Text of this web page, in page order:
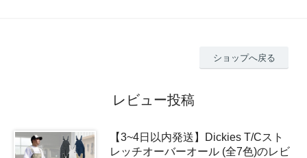
ショップへ戻る
レビュー投稿
【3~4日以内発送】Dickies T/Cスト
レッチオーバーオール (全7色)のレビ